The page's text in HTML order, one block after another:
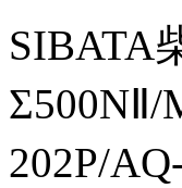
SIBATA
Σ500NⅡ/
202P/